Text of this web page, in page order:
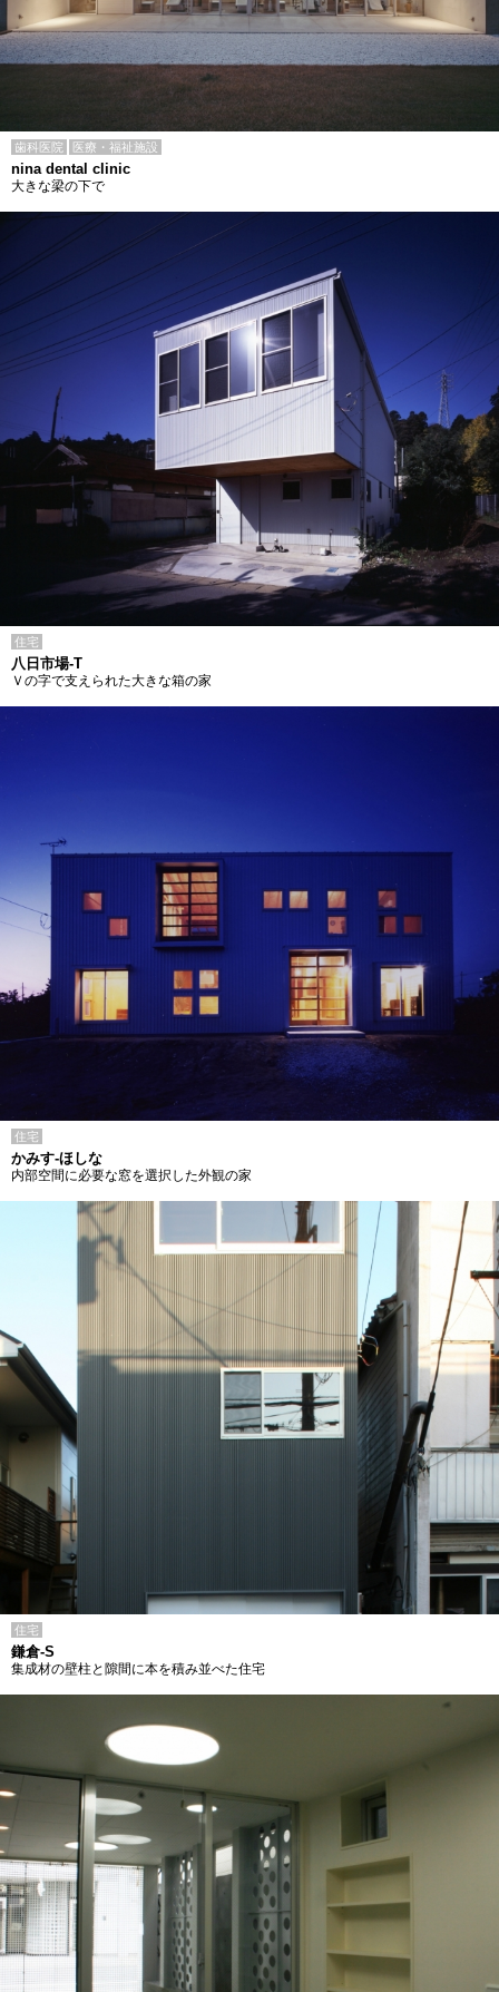
歯科医院 医療・福祉施設
nina dental clinic
大きな梁の下で
住宅
八日市場-T
Ｖの字で支えられた大きな箱の家
住宅
かみす-ほしな
内部空間に必要な窓を選択した外観の家
住宅
鎌倉-S
集成材の壁柱と隙間に本を積み並べた住宅